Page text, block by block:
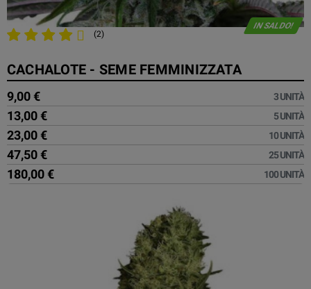
IN SALDO!
(2)
CACHALOTE - SEME FEMMINIZZATA
9,00 € 3 UNITÀ
13,00 € 5 UNITÀ
23,00 € 10 UNITÀ
47,50 € 25 UNITÀ
180,00 € 100 UNITÀ